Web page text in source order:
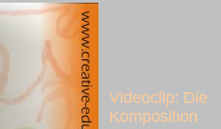
Videoclip: Die
Komposition